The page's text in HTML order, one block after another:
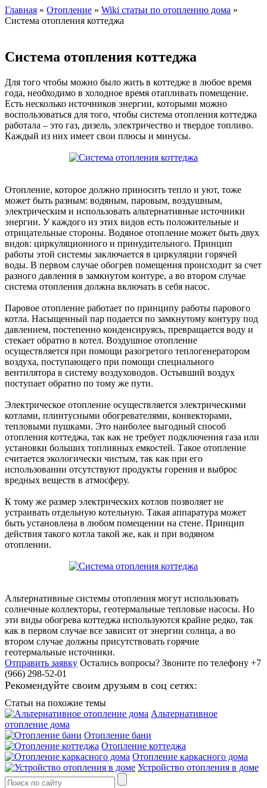
Главная » Отопление » Wiki статьи по отоплению дома »
Система отопления коттеджа
Система отопления коттеджа
Для того чтобы можно было жить в коттедже в любое время
года, необходимо в холодное время отапливать помещение.
Есть несколько источников энергии, которыми можно
воспользоваться для того, чтобы система отопления коттеджа
работала – это газ, дизель, электричество и твердое топливо.
Каждый из них имеет свои плюсы и минусы.
Отопление, которое должно приносить тепло и уют, тоже
может быть разным: водяным, паровым, воздушным,
электрическим и использовать альтернативные источники
энергии. У каждого из этих видов есть положительные и
отрицательные стороны. Водяное отопление может быть двух
видов: циркуляционного и принудительного. Принцип
работы этой системы заключается в циркуляции горячей
воды. В первом случае обогрев помещения происходит за счет
разного давления в замкнутом контуре, а во втором случае
система отопления должна включать в себя насос.
Паровое отопление работает по принципу работы парового
котла. Насыщенный пар подается по замкнутому контуру под
давлением, постепенно конденсируясь, превращается воду и
стекает обратно в котел. Воздушное отопление
осуществляется при помощи разогретого теплогенератором
воздуха, поступающего при помощи специального
вентилятора в систему воздуховодов. Остывший воздух
поступает обратно по тому же пути.
Электрическое отопление осуществляется электрическими
котлами, плинтусными обогревателями, конвекторами,
тепловыми пушками. Это наиболее выгодный способ
отопления коттеджа, так как не требует подключения газа или
установки больших топливных емкостей. Такое отопление
считается экологически чистым, так как при его
использовании отсутствуют продукты горения и выброс
вредных веществ в атмосферу.
К тому же размер электрических котлов позволяет не
устраивать отдельную котельную. Такая аппаратура может
быть установлена в любом помещении на стене. Принцип
действия такого котла такой же, как и при водяном
отоплении.
Альтернативные системы отопления могут использовать
солнечные коллекторы, геотермальные тепловые насосы. Но
эти виды обогрева коттеджа используются крайне редко, так
как в первом случае все зависит от энергии солнца, а во
втором случае должны присутствовать горячие
геотермальные источники.
Отправить заявку Остались вопросы? Звоните по телефону +7
(966) 298-52-01
Рекомендуйте своим друзьям в соц сетях:
Статьи на похожие темы
Альтернативное
отопление дома
Отопление бани
Отопление коттеджа
Отопление каркасного дома
Устройство отопления в доме